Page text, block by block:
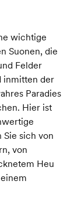
wichtige
Suonen, die
Felder
inmitten der
Paradies
Hier ist
Sie sich von
von
Heu